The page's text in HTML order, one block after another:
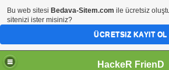
HackeR FrienD
Bu web sitesi Bedava-Sitem.com ile ücretsiz
sitenizi ister misiniz?
ÜCRETSIZ KAYIT OL